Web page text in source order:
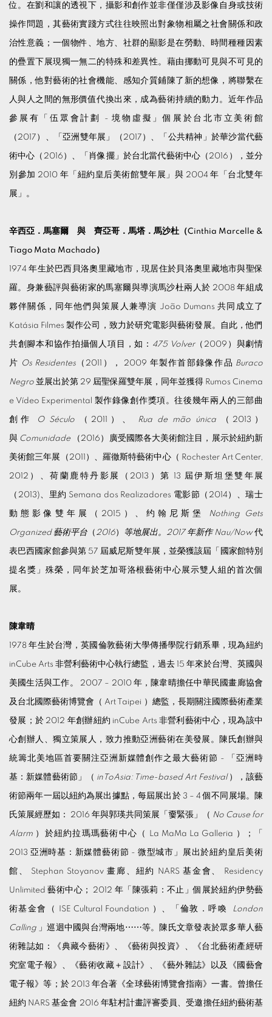
位。在劉和讓的透視下，攝影和創作並非僅僅涉及影像自身或技術
操作問題，其藝術實踐方式往往映照出對象物相屬之社會關係和政
治性意義；一個物件、地方、社群的顯影是在勞動、時間種種因素
的疊置下展現獨一無二的特殊和差異性。藉由挪動可見與不可見的
關係，他對藝術的社會機能、感知介質鋪陳了新的想像，將聯繫在
人與人之間的無形價值代換出來，成為藝術持續的動力。近年作品
參展有「伍眾會計劃 - 境物虛擬」個展於台北市立美術館
（2017）、「亞洲雙年展」（2017）、「公共精神」於華沙當代藝
術中心（2016）、「肖像擺」於台北當代藝術中心（2016），並分
別參加 2010 年「紐約皇后美術館雙年展」與 2004 年「台北雙年
展」。
辛西亞．馬塞爾 與 齊亞哥．馬塔．馬沙杜（Cinthia Marcelle &
Tiago Mata Machado）
1974 年生於巴西貝洛奧里藏地市，現居住於貝洛奧里藏地市與聖保
羅。身兼藝評與藝術家的馬塞爾與導演馬沙杜兩人於 2008 年組成
夥伴關係，同年他們與策展人兼導演 João Dumans 共同成立了
Katásia Filmes 製作公司，致力於研究電影與藝術發展。自此，他們
共創腳本和協作拍攝個人項目，如： 475 Volver（2009）與劇情
片 Os Residentes（2011）， 2009 年製作首部錄像作品 Buraco
Negro 並展出於第 29 屆聖保羅雙年展，同年並獲得 Rumos Cinema
e Vídeo Experimental 製作錄像創作獎項。往後幾年兩人的三部曲
創作 O Século （2011）、 Rua de mão única （2013）
與 Comunidade （2016）廣受國際各大美術館注目，展示於紐約新
美術館三年展（2011）、羅徹斯特藝術中心（ Rochester Art Center,
2012）、荷蘭鹿特丹影展（2013）第 13 屆伊斯坦堡雙年展
（2013)、里約 Semana dos Realizadores 電影節（2014）、瑞士
動態影像雙年展（2015）、约翰尼斯堡 Nothing Gets
Organized藝術平台 （ 2016） 等地展出。2017 年新作Nau/Now代
表巴西國家館參與第 57 屆威尼斯雙年展，並榮獲該屆「國家館特別
提名獎」殊榮，同年於芝加哥洛根藝術中心展示雙人組的首次個
展。
陳韋晴
1978 年生於台灣，英國倫敦藝術大學傳播學院行銷系畢，現為紐約
inCube Arts 非營利藝術中心執行總監，過去 15 年來於台灣、英國與
美國生活與工作。 2007 – 2010 年，陳韋晴擔任中華民國畫廊協會
及台北國際藝術博覽會（ Art Taipei ）總監，長期關注國際藝術產業
發展；於 2012 年創辦紐約 inCube Arts 非營利藝術中心，現為該中
心創辦人、獨立策展人，致力推動亞洲藝術在美發展。陳氏創辦與
統籌北美地區首要關注亞洲新媒體創作之最大藝術節 - 「亞洲時
基：新媒體藝術節」（ inToAsia: Time-based Art Festival ），該藝
術節兩年一屆以紐約為展出據點，每屆展出於 3 – 4 個不同展場。陳
氏策展經歷如： 2016 年與郭瑛共同策展「嫑緊張」（ No Cause for
Alarm ）於紐約拉瑪瑪藝術中心（ La MaMa La Galleria ）；「
2013 亞洲時基：新媒體藝術節 - 微型城市」展出於紐約皇后美術
館、 Stephan Stoyanov 畫廊、紐約 NARS 基金會、 Residency
Unlimited 藝術中心； 2012 年「陳張莉：不止」個展於紐約伊勢藝
術基金會（ ISE Cultural Foundation ）、「倫敦．呼喚 London
Calling 」巡迴中國與台灣兩地⋯⋯等。陳氏文章發表於眾多華人藝
術雜誌如：《典藏今藝術》、《藝術與投資》、《台北藝術產經研
究室電子報》、《藝術收藏＋設計》、《藝外雜誌》以及《國藝會
電子報》等；於 2013 年合著《全球藝術博覽會指南》一書。曾擔任
紐約 NARS 基金會 2016 年駐村計畫評審委員、受邀擔任紐約藝術基